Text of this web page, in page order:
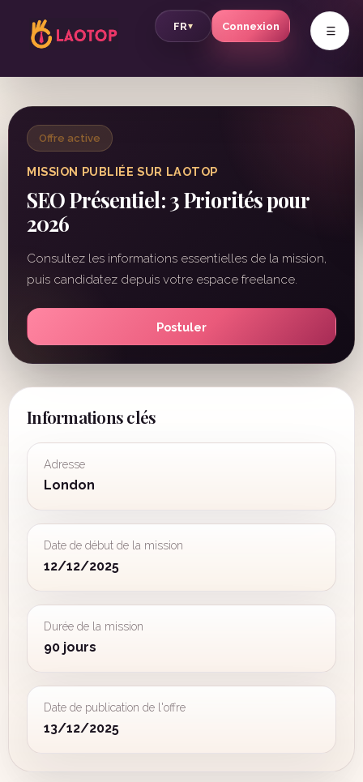
FR▾ Connexion v
Offre active
MISSION PUBLIÉE SUR LAOTOP
SEO Présentiel: 3 Priorités pour
2026
Consultez les informations essentielles de la mission,
puis candidatez depuis votre espace freelance.
Postuler
Informations clés
Adresse
London
Date de début de la mission
12/12/2025
Durée de la mission
90 jours
Date de publication de l'offre
13/12/2025